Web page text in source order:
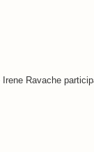
Ravache